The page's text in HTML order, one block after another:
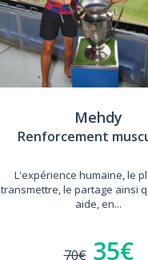
Mehdy
Renforcement
L'expérience humaine, le
transmettre, le partage ainsi
aide, en...
70€ 35€